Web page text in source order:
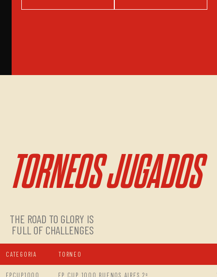
TORNEOS JUGADOS
THE ROAD TO GLORY IS
FULL OF CHALLENGES
CATEGORIA TORNEO
FPCUP1000 FP CUP 1000 BUENOS AIRES 2º